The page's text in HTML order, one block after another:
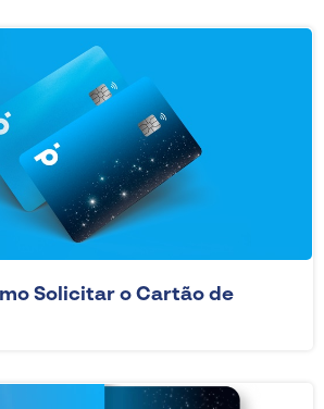
Solicitar o Cartão de